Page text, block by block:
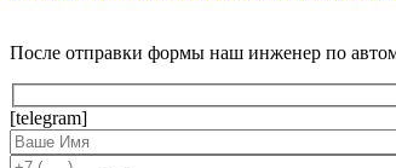
После отправки формы наш инженер по
[telegram]